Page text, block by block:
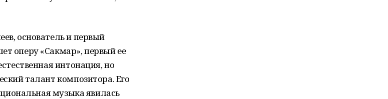
основатель и первый
оперу «Сакмар», первый ее
интонация, но
талант композитора. Его
музыка явилась